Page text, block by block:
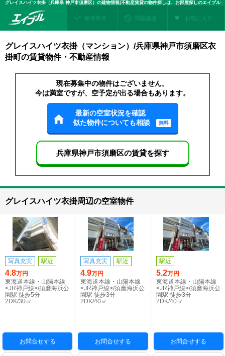
グレイスハイツ衣掛（兵庫県 神戸市須磨区）の建物情報|不動産賃貸の物件探しは、お部屋探しのエイブル
保存条件 閲覧履歴 お気に入り
グレイスハイツ衣掛（マンション）/兵庫県神戸市須磨区衣
掛町の賃貸物件・不動産情報
現在募集中の物件はございません。
今は満室ですが、空予定が出る場合もあります。
最新の空室状況を確認
似た物件についても相談
無料
兵庫県神戸市須磨区の賃貸を探す
グレイスハイツ衣掛周辺の空室物件
写真充実 駅近
4.8万円
東海道本線・山陽本線
<JR神戸線>/須磨海浜公
園駅 徒歩5分
2DK/30㎡
お問合せする
写真充実 駅近
4.9万円
東海道本線・山陽本線
<JR神戸線>/須磨海浜公
園駅 徒歩3分
2DK/40㎡
お問合せする
駅近
5.2万円
東海道本線・山陽本線
<JR神戸線>/須磨海浜公
園駅 徒歩3分
2DK/40㎡
お問合せする